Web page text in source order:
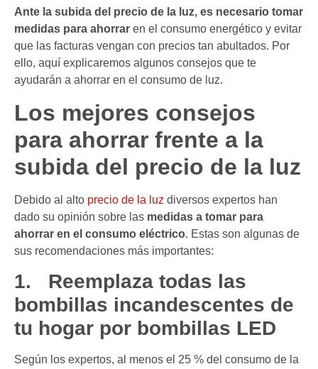
Ante la subida del precio de la luz, es necesario tomar
medidas para ahorrar en el consumo energético y evitar
que las facturas vengan con precios tan abultados. Por
ello, aquí explicaremos algunos consejos que te
ayudarán a ahorrar en el consumo de luz.
Los mejores consejos
para ahorrar frente a la
subida del precio de la luz
Debido al alto precio de la luz diversos expertos han
dado su opinión sobre las medidas a tomar para
ahorrar en el consumo eléctrico. Estas son algunas de
sus recomendaciones más importantes:
1.
Reemplaza todas las
bombillas incandescentes de
tu hogar por bombillas LED
Según los expertos, al menos el 25 % del consumo de la